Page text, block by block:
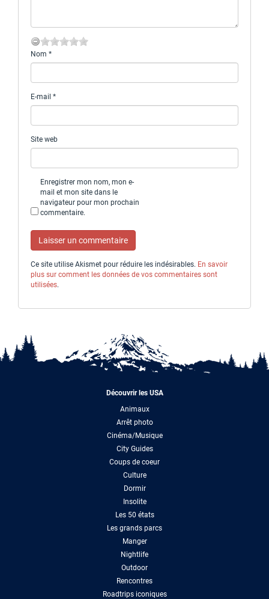
Nom *
E-mail *
Site web
Enregistrer mon nom, mon e-
mail et mon site dans le
navigateur pour mon prochain
commentaire.
Ce site utilise Akismet pour réduire les indésirables. En savoir
plus sur comment les données de vos commentaires sont
utilisées.
Découvrir les USA
Animaux
Arrêt photo
Cinéma/Musique
City Guides
Coups de coeur
Culture
Dormir
Insolite
Les 50 états
Les grands parcs
Manger
Nightlife
Outdoor
Rencontres
Roadtrips iconiques